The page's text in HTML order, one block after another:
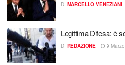
DI MARCELLO VENEZIANI
Legittima Difesa: è
DI REDAZIONE 9